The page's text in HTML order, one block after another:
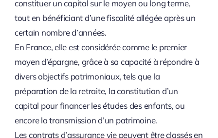
constituer un capital sur le moyen ou long terme,
tout en bénéficiant d’une fiscalité allégée après un
certain nombre d’années.
En France, elle est considérée comme le premier
moyen d’épargne, grâce à sa capacité à répondre à
divers objectifs patrimoniaux, tels que la
préparation de la retraite, la constitution d’un
capital pour financer les études des enfants, ou
encore la transmission d’un patrimoine.
Les contrats d’assurance vie peuvent être classés en